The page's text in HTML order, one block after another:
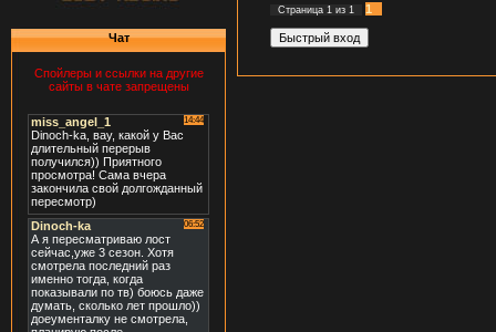
Чат
Спойлеры и ссылки на другие
сайты в чате запрещены
Страница 1 из 1 1